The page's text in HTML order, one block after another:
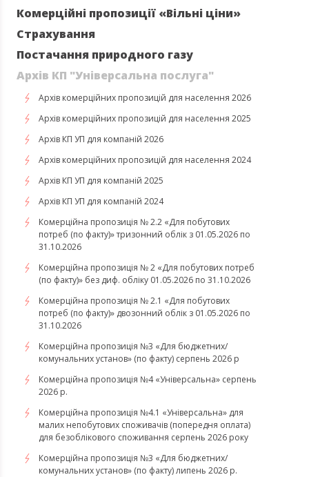
Комерційні пропозиції «Вільні ціни»
Страхування
Постачання природного газу
Архів КП "Універсальна послуга"
Архів комерційних пропозицій для населення 2026
Архів комерційних пропозицій для населення 2025
Архів КП УП для компаній 2026
Архів комерційних пропозицій для населення 2024
Архів КП УП для компаній 2025
Архів КП УП для компаній 2024
Комерційна пропозиція № 2.2 «Для побутових
потреб (по факту)» тризонний облік з 01.05.2026 по
31.10.2026
Комерційна пропозиція № 2 «Для побутових потреб
(по факту)» без диф. обліку 01.05.2026 по 31.10.2026
Комерційна пропозиція № 2.1 «Для побутових
потреб (по факту)» двозонний облік з 01.05.2026 по
31.10.2026
Комерційна пропозиція №3 «Для бюджетних/
комунальних установ» (по факту) серпень 2026 р
Комерційна пропозиція №4 «Універсальна» серпень
2026 р.
Комерційна пропозиція №4.1 «Універсальна» для
малих непобутових споживачів (попередня оплата)
для безоблікового споживання серпень 2026 року
Комерційна пропозиція №3 «Для бюджетних/
комунальних установ» (по факту) липень 2026 р.